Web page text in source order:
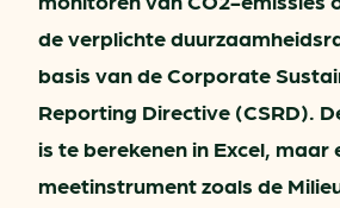
de verplichte
basis van de Corporate
Reporting Directive (CSRD).
is te berekenen in Excel,
meetinstrument zoals de